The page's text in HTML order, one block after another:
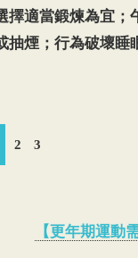
擇適當鍛煉為宜；
抽煙；行為破壞睡
2 3
【更年期運動